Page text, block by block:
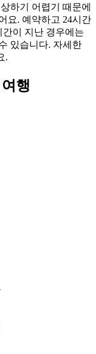
하기 어렵기 때문에
요. 예약하고 24시간
이 지난 경우에는
있습니다. 자세한
.
행